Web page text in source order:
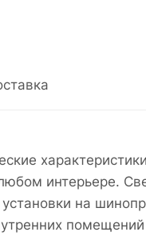
интерьере.
на